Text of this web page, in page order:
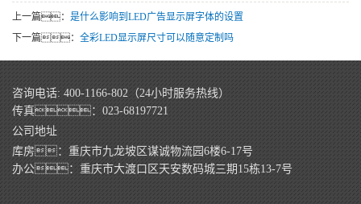
上一篇： 是什么影响到LED广告显示屏字体的设置
下一篇： 全彩LED显示屏尺寸可以随意定制吗
咨询电话: 400-1166-802（24小时服务热线）
传真：023-68197721
公司地址
库房：重庆市九龙坡区谋诚物流园6楼6-17号
办公：重庆市大渡口区天安数码城三期15栋13-7号